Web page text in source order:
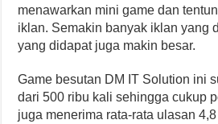
menawarkan mini game dan
iklan. Semakin banyak iklan yang
yang didapat juga makin besar.
Game besutan DM IT Solution ini
dari 500 ribu kali sehingga cukup
juga menerima rata-rata ulasan